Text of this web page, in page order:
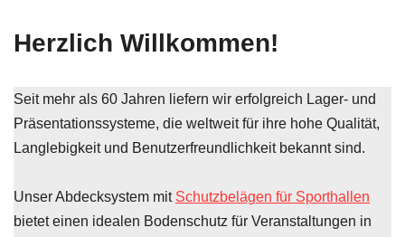
Herzlich Willkommen!
Seit mehr als 60 Jahren liefern wir erfolgreich Lager- und
Präsentationssysteme, die weltweit für ihre hohe Qualität,
Langlebigkeit und Benutzerfreundlichkeit bekannt sind.
Unser Abdecksystem mit Schutzbelägen für Sporthallen
bietet einen idealen Bodenschutz für Veranstaltungen in